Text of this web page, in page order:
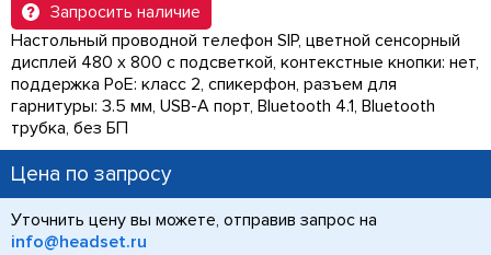
Запросить наличие
Настольный проводной телефон SIP, цветной сенсорный
дисплей 480 x 800 с подсветкой, контекстные кнопки: нет,
поддержка PoE: класс 2, спикерфон, разъем для
гарнитуры: 3.5 мм, USB-A порт, Bluetooth 4.1, Bluetooth
трубка, без БП
Цена по запросу
Уточнить цену вы можете, отправив запрос на
info@headset.ru